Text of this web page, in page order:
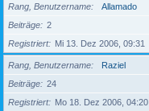
Rang, Benutzername
Allamado
Beiträge
2
Registriert
Mi 13. Dez 2006, 09:31
Rang, Benutzername
Raziel
Beiträge
24
Registriert
Mo 18. Dez 2006, 04:20